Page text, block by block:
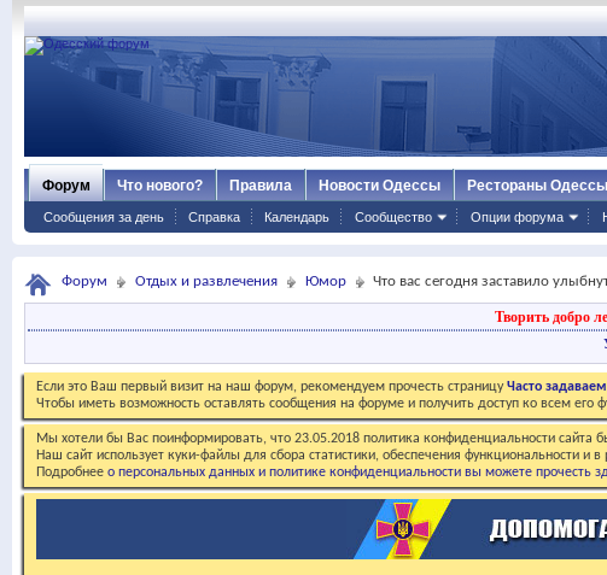
Форум
Сообщения за день Справка Календарь Сообщество Опции форума
Что нового? Правила Новости Одессы Рестораны Одессы
Форум Отдых и развлечения Юмор Что вас сегодня заставило
Творить добро
Если это Ваш первый визит на наш форум, рекомендуем прочесть страницуЧасто
Чтобы иметь возможность оставлять сообщения на форуме и получить доступ ко всем
Мы хотели бы Вас поинформировать, что 23.05.2018 политика конфиденциальности сайта
Наш сайт использует куки-файлы для сбора статистики, обеспечения функциональности
Подробнее о персональных данных и политике конфиденциальности вы можете прочесть